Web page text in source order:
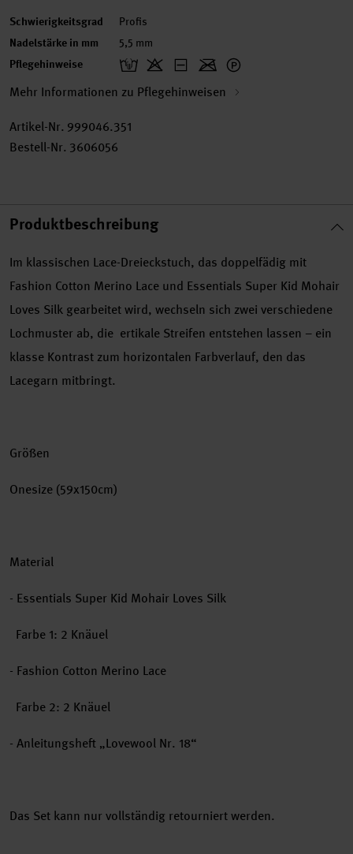
Schwierigkeitsgrad Profis
Nadelstärke in mm 5,5 mm
Pflegehinweise
Mehr Informationen zu Pflegehinweisen
Artikel-Nr. 999046.351
Bestell-Nr. 3606056
Produktbeschreibung
Im klassischen Lace-Dreieckstuch, das doppelfädig mit
Fashion Cotton Merino Lace und Essentials Super Kid Mohair
Loves Silk gearbeitet wird, wechseln sich zwei verschiedene
Lochmuster ab, die ertikale Streifen entstehen lassen – ein
klasse Kontrast zum horizontalen Farbverlauf, den das
Lacegarn mitbringt.
Größen
Onesize (59x150cm)
Material
- Essentials Super Kid Mohair Loves Silk
Farbe 1: 2 Knäuel
- Fashion Cotton Merino Lace
Farbe 2: 2 Knäuel
- Anleitungsheft „Lovewool Nr. 18“
Das Set kann nur vollständig retourniert werden.